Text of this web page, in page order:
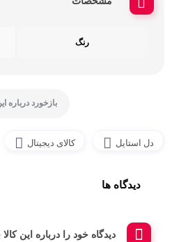
رنگ
بازخورد درباره
دل استایل کالای دیجیتال
دیدگاه ها
دیدگاه خود را درباره این کالا